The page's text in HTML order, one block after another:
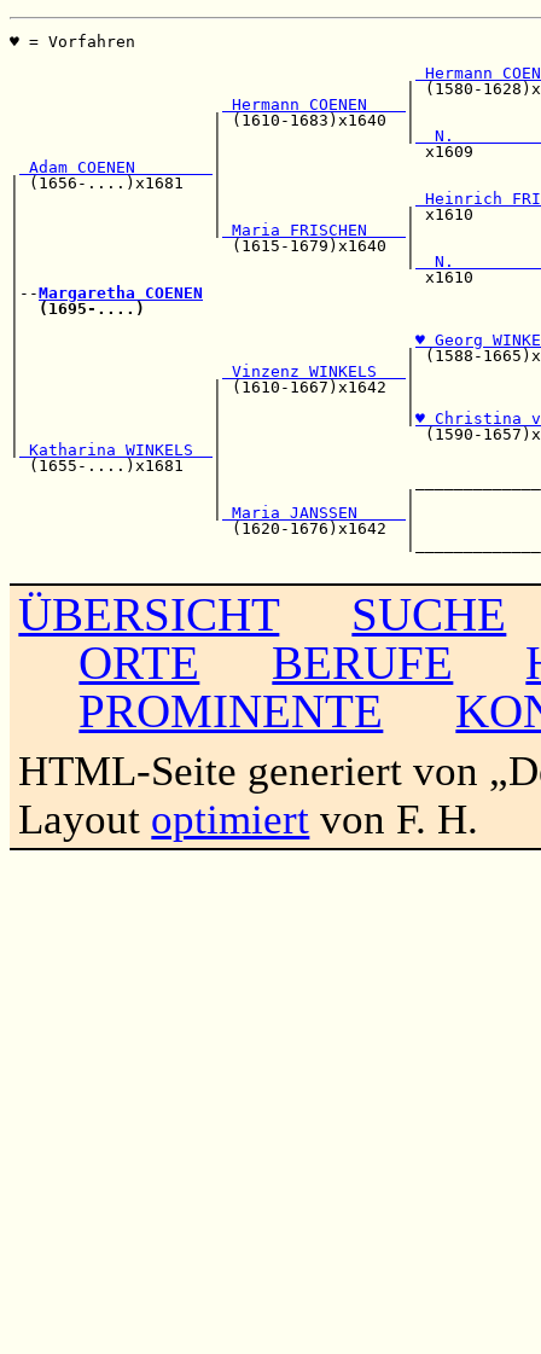
♥ =
Hermann
Hermann COENEN
| (1610-
|
Adam COENEN
| (1656-....)x1681   |
Heinrich
|                    |
Maria FRISCHEN
|                      (1615-
|
|--Margaretha COENEN
(1695-....)
♥ Georg
|                                        | (1588-
Vinzenz WINKELS
|                    | (1610-
♥ Christina
|                    |                     (1590-
Katharina WINKELS
(1655-....)x1681   |
Maria JANSSEN
(1620-
ÜBERSICHT
SUCHE
ORTE
BERUFE
PROMINENTE
HTML-Seite generiert von
Layout optimiert von F. H.